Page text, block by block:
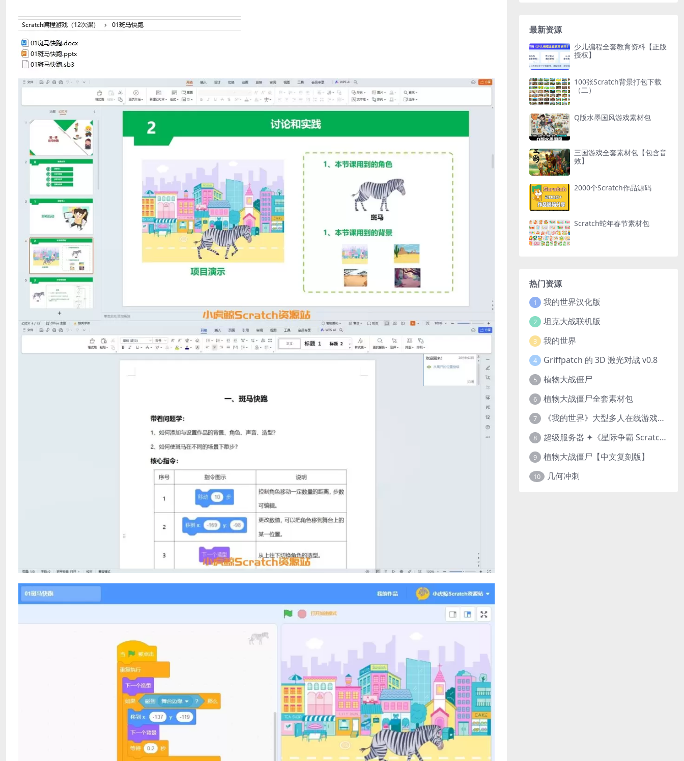
最新资源
少儿编程全套教育资料【正版
授权】
100张Scratch背景打包下载
（二）
Q版水墨国风游戏素材包
三国游戏全套素材包【包含音
效】
2000个Scratch作品源码
Scratch蛇年春节素材包
热门资源
1 我的世界汉化版
2 坦克大战联机版
3 我的世界
4 Griffpatch 的 3D 激光对战 v0.8
5 植物大战僵尸
6 植物大战僵尸全套素材包
7 《我的世界》大型多人在线游戏（MMO）v1.7
8 超级服务器 ✦《星际争霸 Scratch（经典版本）》
9 植物大战僵尸【中文复刻版】
10 几何冲刺